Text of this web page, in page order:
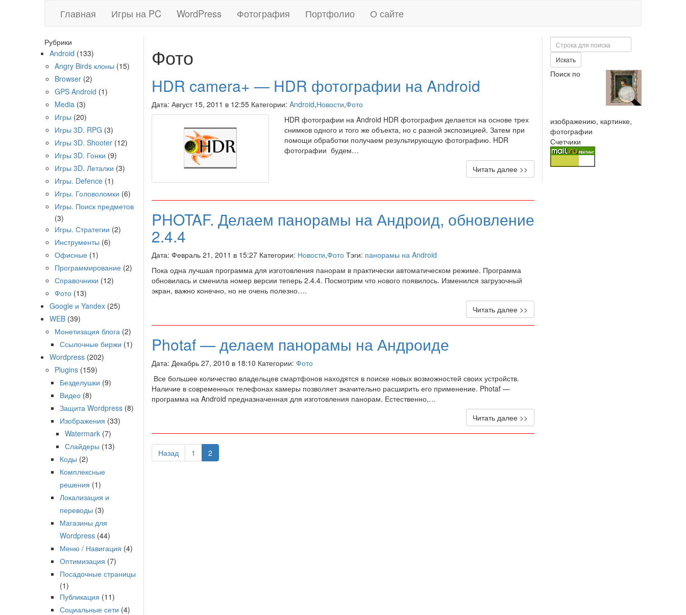
Главная Игры на PC WordPress Фотография Портфолио О сайте
Фото
HDR camera+ — HDR фотографии на Android
Дата: Август 15, 2011 в 12:55 Категории: Android,Новости,Фото
HDR фотографии на Android HDR фотография делается на основе трех
снимков одного и того же объекта, но с разной экспозицией. Затем при
помощи обработки получаем результирующую фотографию. HDR
фотографии будем…
Читать далее >>
PHOTAF. Делаем панорамы на Андроид, обновление
2.4.4
Дата: Февраль 21, 2011 в 15:27 Категории: Новости,Фото Тэги: панорамы на Android
Пока одна лучшая программа для изготовления панорам в практически автоматическом режиме. Программа
обновилась и сменила номер версии теперь 2.4.4. Посмотрим что нового появилось. Изменился загрузочный
экран, важно конечно, но не очень полезно….
Читать далее >>
Photaf — делаем панорамы на Андроиде
Дата: Декабрь 27, 2010 в 18:10 Категории: Фото
Все большее количество владельцев смартфонов находятся в поиске новых возможностей своих устройств.
Наличие в современных телефонах камеры позволяет значительно расширить его применение. Photaf —
программа на Android предназначенная для изготовления панорам. Естественно,…
Читать далее >>
Назад 1 2
Рубрики
Android (133)
Angry Birds клоны (15)
Browser (2)
GPS Android (1)
Media (3)
Игры (20)
Игры 3D. RPG (3)
Игры 3D. Shooter (12)
Игры 3D. Гонки (9)
Игры 3D. Леталки (3)
Игры. Defence (1)
Игры. Головоломки (6)
Игры. Поиск предметов
(3)
Игры. Стратегии (2)
Инструменты (6)
Офисные (1)
Программирование (2)
Справочники (12)
Фото (13)
Google и Yandex (25)
WEB (39)
Монетизация блога (2)
Ссылочные биржи (1)
Wordpress (202)
Plugins (159)
Безделушки (9)
Видео (8)
Защита Wordpress (8)
Изображения (33)
Watermark (7)
Слайдеры (13)
Коды (2)
Комплексные
решения (1)
Локализация и
переводы (3)
Магазины для
Wordpress (44)
Меню / Навигация (4)
Оптимизация (7)
Посадочные страницы
(1)
Публикация (11)
Социальные сети (4)
Поиск
Искать
Поиск по
изображению, картинке,
фотографии
Счетчики